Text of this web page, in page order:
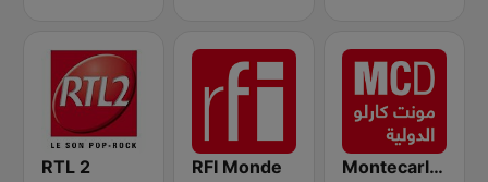
RTL 2 RFI Monde Montecarlo al doualiya (مونت كارلو الدولية)